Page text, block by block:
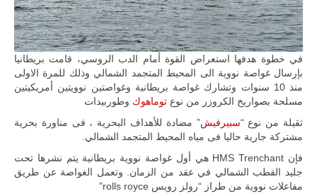
اختبار عملي
جديد لإمكانية
تقريب
المسافات بين
المؤسستين
العسكريتين في
شرق البلاد
وغربها، وسط
حضور دولي
المتحدة وشراكة
مباشرة مع
منقسمة منذ…
للمزيد
في خطوة هدفها استعراض القوة أمام الدب الروسي، قامت بريطانيا
بإرسال غواصة نووية الى المحيط المتجمد الشمالي وذلك للمرة الاولى
منذ 10 سنوات وتشارك غواصة بريطانية وغواصتين نوويتين أمريكيتين
مسلحة بصواريخ الكروزر من نوع توماهوك وطوربيدات
ثقيلة من نوع “سبيرفيش” مضادة للأهداف البحرية ، فى مناورة بحرية
مشتركة جارية حاليا فى مياه المحيط المتجمد الشمالي.
فإن HMS Trenchant هي أول غواصة نووية بريطانية يتم نشرها تحت
جليد القطب الشمالي في عقد من الزمان. وتعمل الغواصة عن طريق
مفاعلات نووية من طراز “رولز رويس rolls royce”